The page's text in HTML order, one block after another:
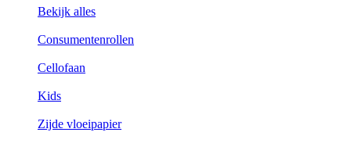
Bekijk alles
Consumentenrollen
Cellofaan
Kids
Zijde vloeipapier